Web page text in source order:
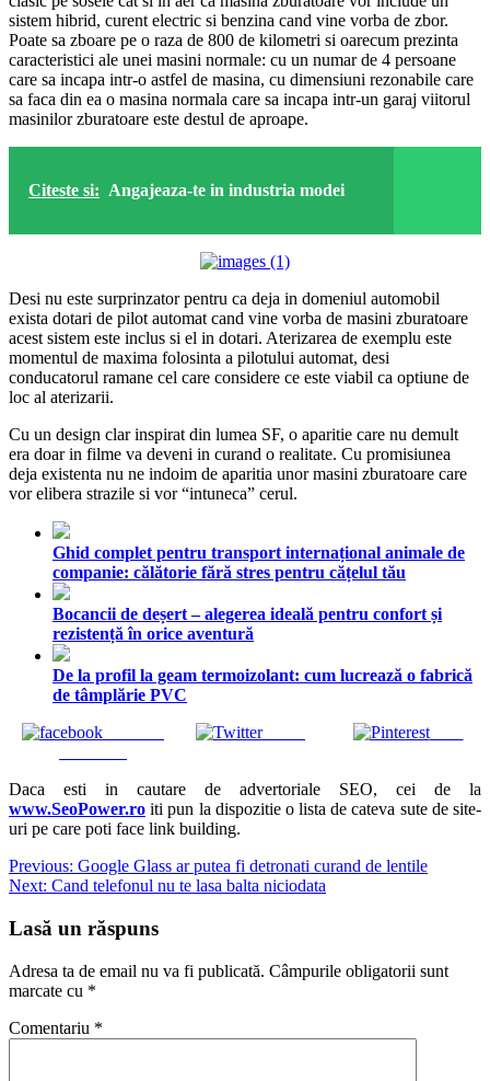
sistem hibrid, curent electric si benzina cand vine vorba de zbor.
Poate sa zboare pe o raza de 800 de kilometri si oarecum prezinta
caracteristici ale unei masini normale: cu un numar de 4 persoane
care sa incapa intr-o astfel de masina, cu dimensiuni rezonabile care
sa faca din ea o masina normala care sa incapa intr-un garaj viitorul
masinilor zburatoare este destul de aproape.
Citeste si: Angajeaza-te in industria modei
Desi nu este surprinzator pentru ca deja in domeniul automobil
exista dotari de pilot automat cand vine vorba de masini zburatoare
acest sistem este inclus si el in dotari. Aterizarea de exemplu este
momentul de maxima folosinta a pilotului automat, desi
conducatorul ramane cel care considere ce este viabil ca optiune de
loc al aterizarii.
Cu un design clar inspirat din lumea SF, o aparitie care nu demult
era doar in filme va deveni in curand o realitate. Cu promisiunea
deja existenta nu ne indoim de aparitia unor masini zburatoare care
vor elibera strazile si vor “intuneca” cerul.
Ghid complet pentru transport internațional animale de
companie: călătorie fără stres pentru cățelul tău
Bocancii de deșert – alegerea ideală pentru confort și
rezistență în orice aventură
De la profil la geam termoizolant: cum lucrează o fabrică
de tâmplărie PVC
Tweet Save
Daca esti in cautare de advertoriale SEO, cei de la
www.SeoPower.ro iti pun la dispozitie o lista de cateva sute de site-
uri pe care poti face link building.
Navigare
în
articole
Previous: Google Glass ar putea fi detronati curand de lentile
Next: Cand telefonul nu te lasa balta niciodata
Lasă un răspuns
Adresa ta de email nu va fi publicată. Câmpurile obligatorii sunt
marcate cu *
Comentariu *